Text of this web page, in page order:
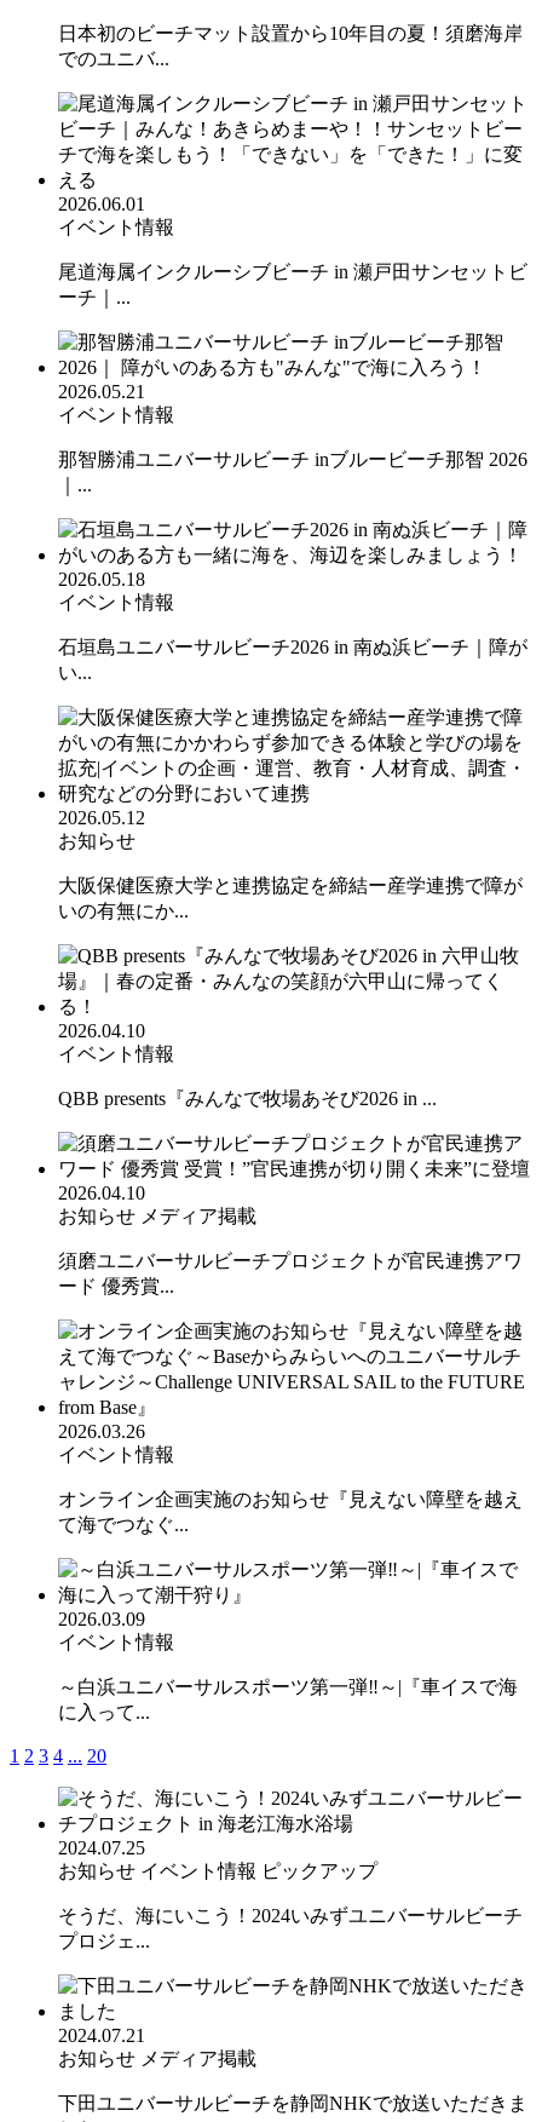
日本初のビーチマット設置から10年目の夏！須磨海岸
でのユニバ...
2026.06.01
イベント情報
尾道海属インクルーシブビーチ in 瀬戸田サンセットビ
ーチ｜...
2026.05.21
イベント情報
那智勝浦ユニバーサルビーチ inブルービーチ那智 2026
｜...
2026.05.18
イベント情報
石垣島ユニバーサルビーチ2026 in 南ぬ浜ビーチ｜障が
い...
2026.05.12
お知らせ
大阪保健医療大学と連携協定を締結ー産学連携で障が
いの有無にか...
2026.04.10
イベント情報
QBB presents『みんなで牧場あそび2026 in ...
2026.04.10
お知らせ メディア掲載
須磨ユニバーサルビーチプロジェクトが官民連携アワ
ード 優秀賞...
2026.03.26
イベント情報
オンライン企画実施のお知らせ『見えない障壁を越え
て海でつなぐ...
2026.03.09
イベント情報
～白浜ユニバーサルスポーツ第一弾‼︎～|『車イスで海
に入って...
1 2 3 4 ... 20
2024.07.25
お知らせ イベント情報 ピックアップ
そうだ、海にいこう！2024いみずユニバーサルビーチ
プロジェ...
2024.07.21
お知らせ メディア掲載
下田ユニバーサルビーチを静岡NHKで放送いただきま